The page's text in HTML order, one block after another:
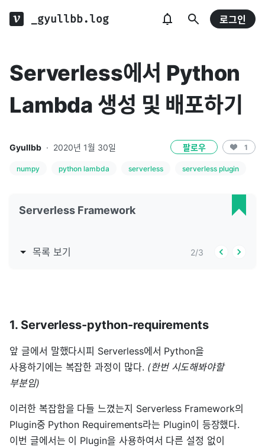
_gyullbb.log 로그인
Serverless에서 Python
Lambda 생성 및 배포하기
Gyullbb · 2020년 1월 30일 팔로우 1
numpy python lambda serverless serverless plugin
Serverless Framework
목록 보기 2/3
1. Serverless-python-requirements
앞 글에서 말했다시피 Serverless에서 Python을
사용하기에는 복잡한 과정이 많다. (한번 시도해봐야할
부분임)
이러한 복잡함을 다들 느꼈는지 Serverless Framework의
Plugin중 Python Requirements라는 Plugin이 등장했다.
이번 글에서는 이 Plugin을 사용하여서 다른 설정 없이